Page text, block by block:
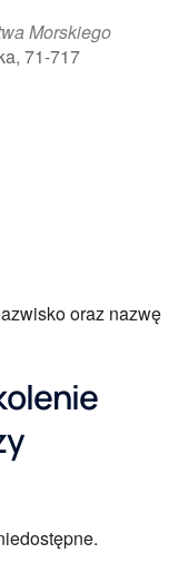
Morskiego
71-717
oraz nazwę